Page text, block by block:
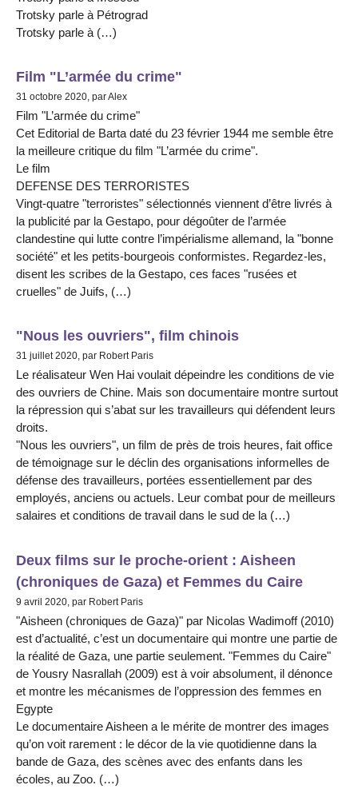
Trotsky parle à Pétrograd
Trotsky parle à (…)
Film "L’armée du crime"
31 octobre 2020, par Alex
Film "L’armée du crime"
Cet Editorial de Barta daté du 23 février 1944 me semble être
la meilleure critique du film "L’armée du crime".
Le film
DEFENSE DES TERRORISTES
Vingt-quatre "terroristes" sélectionnés viennent d’être livrés à
la publicité par la Gestapo, pour dégoûter de l’armée
clandestine qui lutte contre l’impérialisme allemand, la "bonne
société" et les petits-bourgeois conformistes. Regardez-les,
disent les scribes de la Gestapo, ces faces "rusées et
cruelles" de Juifs, (…)
"Nous les ouvriers", film chinois
31 juillet 2020, par Robert Paris
Le réalisateur Wen Hai voulait dépeindre les conditions de vie
des ouvriers de Chine. Mais son documentaire montre surtout
la répression qui s’abat sur les travailleurs qui défendent leurs
droits.
"Nous les ouvriers", un film de près de trois heures, fait office
de témoignage sur le déclin des organisations informelles de
défense des travailleurs, portées essentiellement par des
employés, anciens ou actuels. Leur combat pour de meilleurs
salaires et conditions de travail dans le sud de la (…)
Deux films sur le proche-orient : Aisheen
(chroniques de Gaza) et Femmes du Caire
9 avril 2020, par Robert Paris
"Aisheen (chroniques de Gaza)" par Nicolas Wadimoff (2010)
est d’actualité, c’est un documentaire qui montre une partie de
la réalité de Gaza, une partie seulement. "Femmes du Caire"
de Yousry Nasrallah (2009) est à voir absolument, il dénonce
et montre les mécanismes de l’oppression des femmes en
Egypte
Le documentaire Aisheen a le mérite de montrer des images
qu’on voit rarement : le décor de la vie quotidienne dans la
bande de Gaza, des scènes avec des enfants dans les
écoles, au Zoo. (…)